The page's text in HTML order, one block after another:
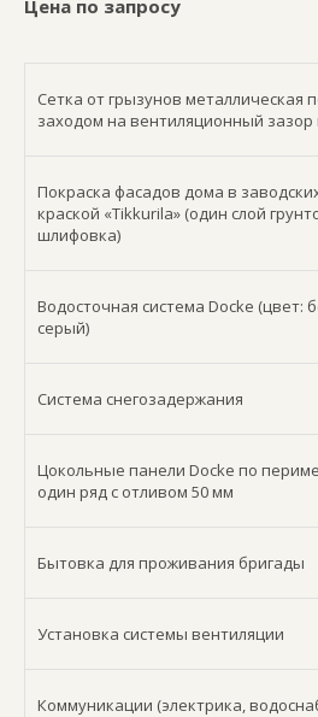
Цена по запросу
Сетка от грызунов металлическая
заходом на вентиляционный
Покраска фасадов дома в
краской «Tikkurila» (один слой
шлифовка)
Водосточная система Docke (цвет:
серый)
Система снегозадержания
Цокольные панели Docke по
один ряд с отливом 50 мм
Бытовка для проживания бригады
Установка системы вентиляции
Коммуникации (электрика,